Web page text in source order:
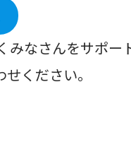
なさんをサポー
ください。